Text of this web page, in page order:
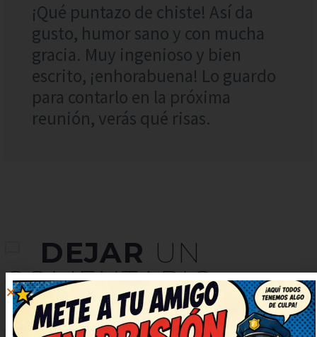
¡Qué puntazo de chiste! Así da
gusto, humor sano y con mucha
gracia. Muy ingenioso y bien
escrito, ¡enhorabuena! Lo guardo
para contarlo en la próxima
reunión, verás qué risas.
DEJAR UN
COMENTARIO